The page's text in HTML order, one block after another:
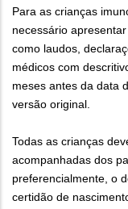
Para as crianças
necessário
como laudos,
médicos com
meses antes da data
versão original.
Todas as crianças
acompanhadas dos
preferencialmente, o
certidão de